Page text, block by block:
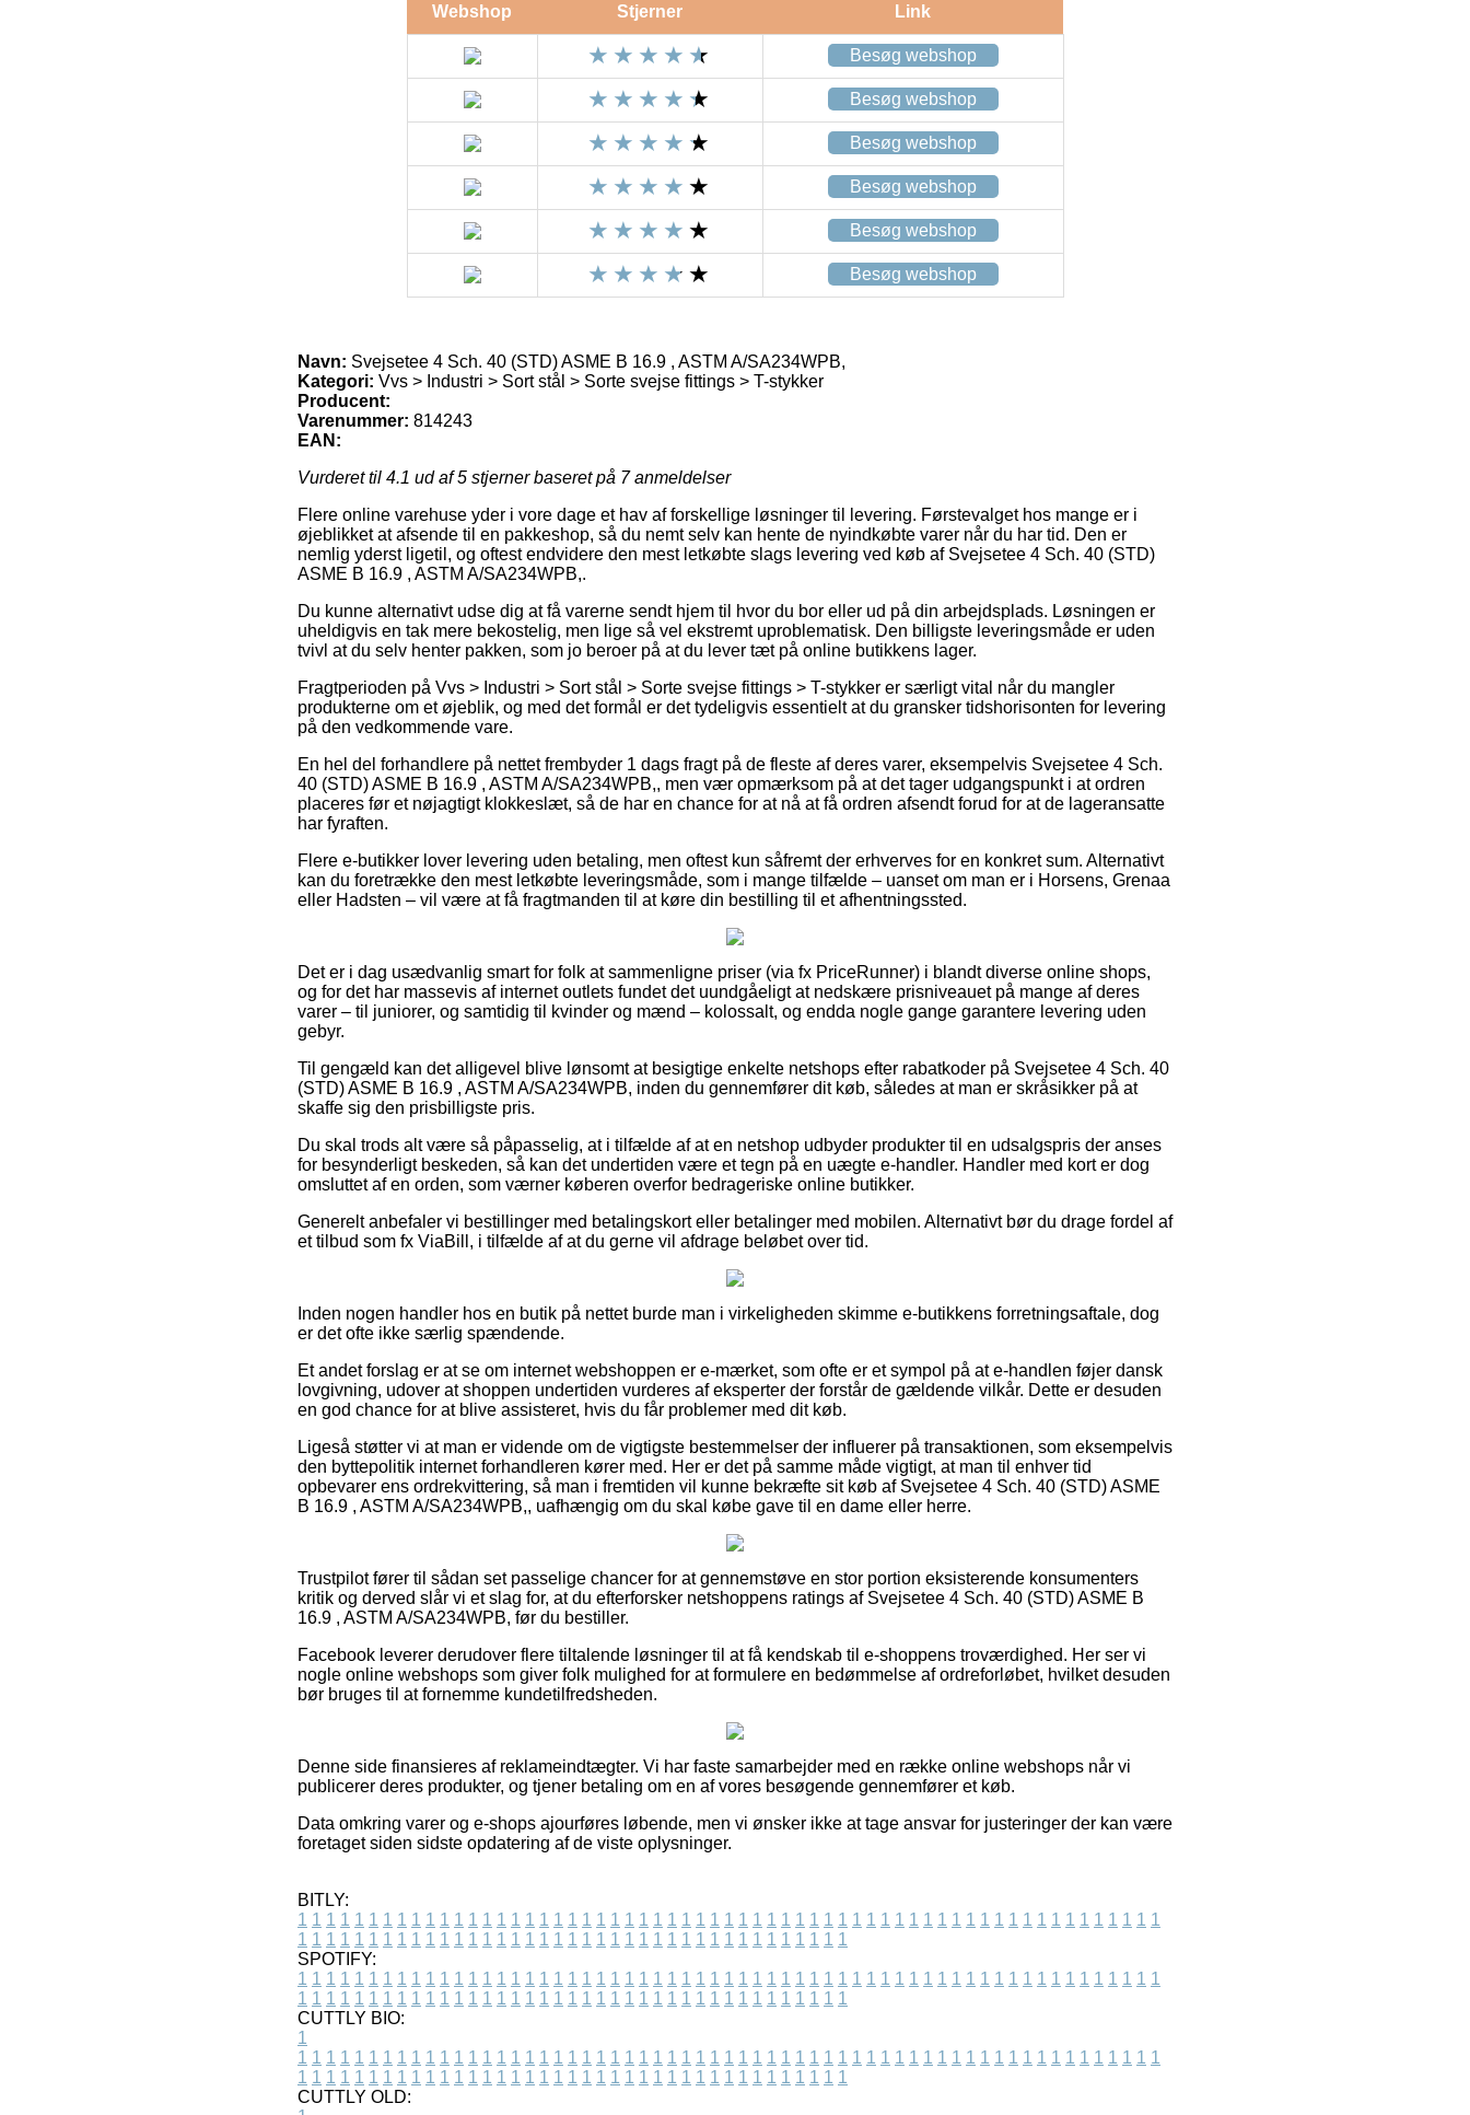
Webshop Stjerner Link
Besøg webshop
Besøg webshop
Besøg webshop
Besøg webshop
Besøg webshop
Besøg webshop
Navn: Svejsetee 4 Sch. 40 (STD) ASME B 16.9 , ASTM A/SA234WPB,
Kategori: Vvs > Industri > Sort stål > Sorte svejse fittings > T-stykker
Producent:
Varenummer: 814243
EAN:
Vurderet til 4.1 ud af 5 stjerner baseret på 7anmeldelser
Flere online varehuse yder i vore dage et hav af forskellige løsninger til levering. Førstevalget hos mange er i
øjeblikket at afsende til en pakkeshop, så du nemt selv kan hente de nyindkøbte varer når du har tid. Den er
nemlig yderst ligetil, og oftest endvidere den mest letkøbte slags levering ved køb af Svejsetee 4 Sch. 40 (STD)
ASME B 16.9 , ASTM A/SA234WPB,.
Du kunne alternativt udse dig at få varerne sendt hjem til hvor du bor eller ud på din arbejdsplads. Løsningen er
uheldigvis en tak mere bekostelig, men lige så vel ekstremt uproblematisk. Den billigste leveringsmåde er uden
tvivl at du selv henter pakken, som jo beroer på at du lever tæt på online butikkens lager.
Fragtperioden på Vvs > Industri > Sort stål > Sorte svejse fittings > T-stykker er særligt vital når du mangler
produkterne om et øjeblik, og med det formål er det tydeligvis essentielt at du gransker tidshorisonten for levering
på den vedkommende vare.
En hel del forhandlere på nettet frembyder 1 dags fragt på de fleste af deres varer, eksempelvis Svejsetee 4 Sch.
40 (STD) ASME B 16.9 , ASTM A/SA234WPB,, men vær opmærksom på at det tager udgangspunkt i at ordren
placeres før et nøjagtigt klokkeslæt, så de har en chance for at nå at få ordren afsendt forud for at de lageransatte
har fyraften.
Flere e-butikker lover levering uden betaling, men oftest kun såfremt der erhverves for en konkret sum. Alternativt
kan du foretrække den mest letkøbte leveringsmåde, som i mange tilfælde – uanset om man er i Horsens, Grenaa
eller Hadsten – vil være at få fragtmanden til at køre din bestilling til et afhentningssted.
Det er i dag usædvanlig smart for folk at sammenligne priser (via fx PriceRunner) i blandt diverse online shops,
og for det har massevis af internet outlets fundet det uundgåeligt at nedskære prisniveauet på mange af deres
varer – til juniorer, og samtidig til kvinder og mænd – kolossalt, og endda nogle gange garantere levering uden
gebyr.
Til gengæld kan det alligevel blive lønsomt at besigtige enkelte netshops efter rabatkoder på Svejsetee 4 Sch. 40
(STD) ASME B 16.9 , ASTM A/SA234WPB, inden du gennemfører dit køb, således at man er skråsikker på at
skaffe sig den prisbilligste pris.
Du skal trods alt være så påpasselig, at i tilfælde af at en netshop udbyder produkter til en udsalgspris der anses
for besynderligt beskeden, så kan det undertiden være et tegn på en uægte e-handler. Handler med kort er dog
omsluttet af en orden, som værner køberen overfor bedrageriske online butikker.
Generelt anbefaler vi bestillinger med betalingskort eller betalinger med mobilen. Alternativt bør du drage fordel af
et tilbud som fx ViaBill, i tilfælde af at du gerne vil afdrage beløbet over tid.
Inden nogen handler hos en butik på nettet burde man i virkeligheden skimme e-butikkens forretningsaftale, dog
er det ofte ikke særlig spændende.
Et andet forslag er at se om internet webshoppen er e-mærket, som ofte er et sympol på at e-handlen føjer dansk
lovgivning, udover at shoppen undertiden vurderes af eksperter der forstår de gældende vilkår. Dette er desuden
en god chance for at blive assisteret, hvis du får problemer med dit køb.
Ligeså støtter vi at man er vidende om de vigtigste bestemmelser der influerer på transaktionen, som eksempelvis
den byttepolitik internet forhandleren kører med. Her er det på samme måde vigtigt, at man til enhver tid
opbevarer ens ordrekvittering, så man i fremtiden vil kunne bekræfte sit køb af Svejsetee 4 Sch. 40 (STD) ASME
B 16.9 , ASTM A/SA234WPB,, uafhængig om du skal købe gave til en dame eller herre.
Trustpilot fører til sådan set passelige chancer for at gennemstøve en stor portion eksisterende konsumenters
kritik og derved slår vi et slag for, at du efterforsker netshoppens ratings af Svejsetee 4 Sch. 40 (STD) ASME B
16.9 , ASTM A/SA234WPB, før du bestiller.
Facebook leverer derudover flere tiltalende løsninger til at få kendskab til e-shoppens troværdighed. Her ser vi
nogle online webshops som giver folk mulighed for at formulere en bedømmelse af ordreforløbet, hvilket desuden
bør bruges til at fornemme kundetilfredsheden.
Denne side finansieres af reklameindtægter. Vi har faste samarbejder med en række online webshops når vi
publicerer deres produkter, og tjener betaling om en af vores besøgende gennemfører et køb.
Data omkring varer og e-shops ajourføres løbende, men vi ønsker ikke at tage ansvar for justeringer der kan være
foretaget siden sidste opdatering af de viste oplysninger.
BITLY:
1 1 1 1 1 1 1 1 1 1 1 1 1 1 1 1 1 1 1 1 1 1 1 1 1 1 1 1 1 1 1 1 1 1 1 1 1 1 1 1 1 1 1 1 1 1 1 1 1 1 1 1 1 1 1 1 1 1 1 1 1
1 1 1 1 1 1 1 1 1 1 1 1 1 1 1 1 1 1 1 1 1 1 1 1 1 1 1 1 1 1 1 1 1 1 1 1 1 1 1
SPOTIFY:
1 1 1 1 1 1 1 1 1 1 1 1 1 1 1 1 1 1 1 1 1 1 1 1 1 1 1 1 1 1 1 1 1 1 1 1 1 1 1 1 1 1 1 1 1 1 1 1 1 1 1 1 1 1 1 1 1 1 1 1 1
1 1 1 1 1 1 1 1 1 1 1 1 1 1 1 1 1 1 1 1 1 1 1 1 1 1 1 1 1 1 1 1 1 1 1 1 1 1 1
CUTTLY BIO:
1
1 1 1 1 1 1 1 1 1 1 1 1 1 1 1 1 1 1 1 1 1 1 1 1 1 1 1 1 1 1 1 1 1 1 1 1 1 1 1 1 1 1 1 1 1 1 1 1 1 1 1 1 1 1 1 1 1 1 1 1 1
1 1 1 1 1 1 1 1 1 1 1 1 1 1 1 1 1 1 1 1 1 1 1 1 1 1 1 1 1 1 1 1 1 1 1 1 1 1 1
CUTTLY OLD: